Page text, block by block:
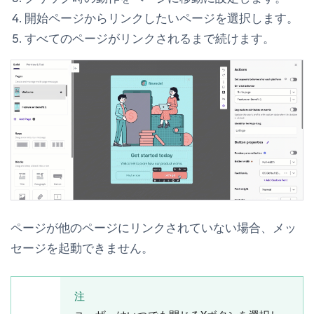
開始ページからリンクしたいページを選択します。
すべてのページがリンクされるまで続けます。
ページが他のページにリンクされていない場合、メッ
セージを起動できません。
注